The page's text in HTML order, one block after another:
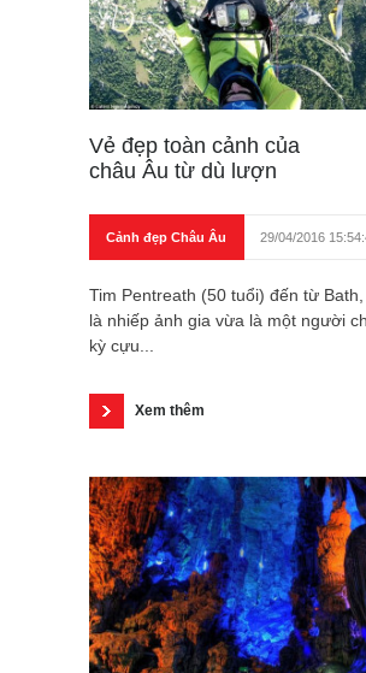
Vẻ đẹp toàn cảnh của
châu Âu từ dù lượn
Cảnh đẹp Châu Âu 29/04/2016
Tim Pentreath (50 tuổi) đến từ
là nhiếp ảnh gia vừa là một người
kỳ cựu...
Xem thêm